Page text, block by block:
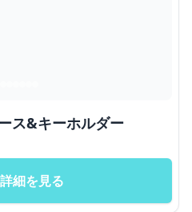
ス&キーホルダー
細を見る